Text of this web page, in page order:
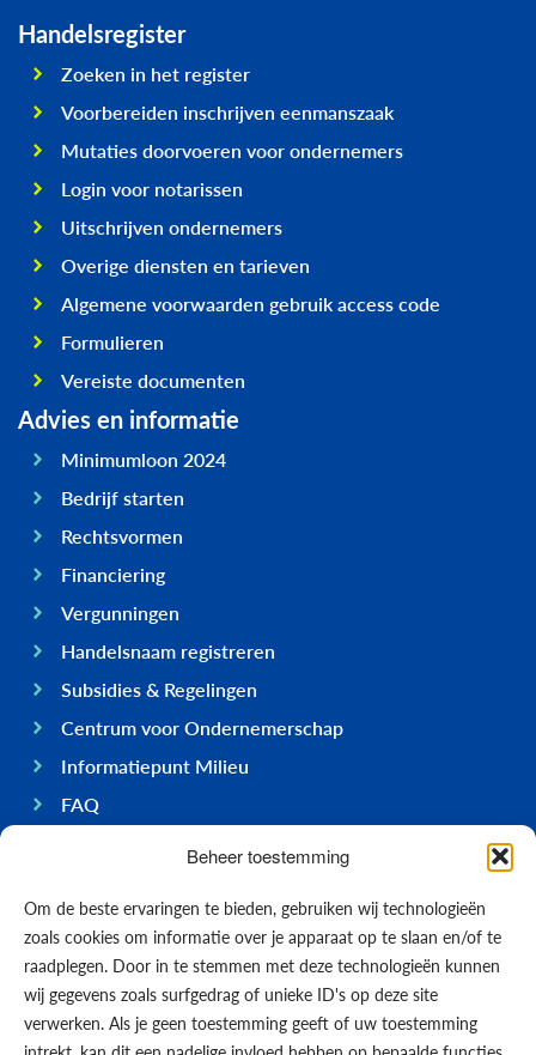
Beheer toestemming
Om de beste ervaringen te bieden, gebruiken wij technologieën
zoals cookies om informatie over je apparaat op te slaan en/of te
raadplegen. Door in te stemmen met deze technologieën kunnen
wij gegevens zoals surfgedrag of unieke ID's op deze site
verwerken. Als je geen toestemming geeft of uw toestemming
Handelsregister
Zoeken in het register
Voorbereiden inschrijven eenmanszaak
Mutaties doorvoeren voor ondernemers
Login voor notarissen
Uitschrijven ondernemers
Overige diensten en tarieven
Algemene voorwaarden gebruik access code
Formulieren
Vereiste documenten
Advies en informatie
Minimumloon 2024
Bedrijf starten
Rechtsvormen
Financiering
Vergunningen
Handelsnaam registreren
Subsidies & Regelingen
Centrum voor Ondernemerschap
Informatiepunt Milieu
FAQ
Ondernemen op Bonaire
Economie
Regering
Infrastructuur
Algemeen